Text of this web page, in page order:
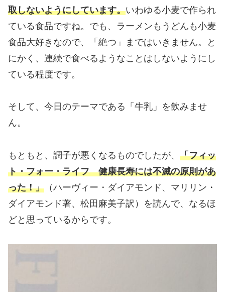
取しないようにしています。いわゆる小麦で作られ
ている食品ですね。でも、ラーメンもうどんも小麦
食品大好きなので、「絶つ」まではいきません。と
にかく、連続で食べるようなことはしないようにし
ている程度です。
そして、今日のテーマである「牛乳」を飲みませ
ん。
もともと、調子が悪くなるものでしたが、 「フィッ
ト・フォー・ライフ 健康長寿には不滅の原則があ
った！」 （ハーヴィー・ダイアモンド、マリリン・
ダイアモンド著、松田麻美子訳）を読んで、なるほ
どと思っているからです。